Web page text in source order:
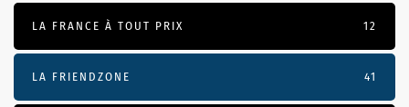
LA FRANCE À TOUT PRIX 12
LA FRIENDZONE 41